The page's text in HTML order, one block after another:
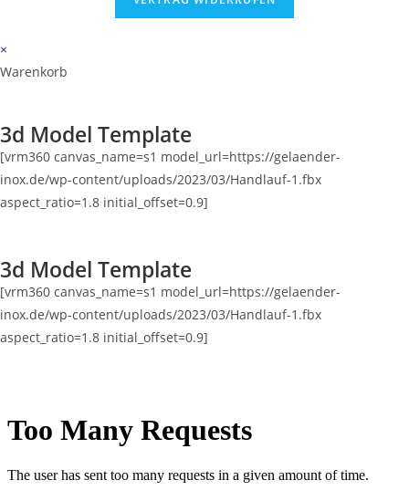
×
Warenkorb
3d Model Template
[vrm360 canvas_name=s1 model_url=https://gelaender-
inox.de/wp-content/uploads/2023/03/Handlauf-1.fbx
aspect_ratio=1.8 initial_offset=0.9]
3d Model Template
[vrm360 canvas_name=s1 model_url=https://gelaender-
inox.de/wp-content/uploads/2023/03/Handlauf-1.fbx
aspect_ratio=1.8 initial_offset=0.9]